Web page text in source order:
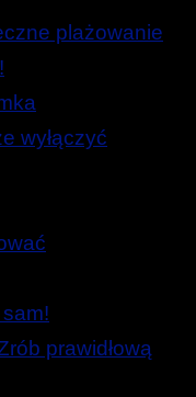
plażowanie
wyłączyć
prawidłową